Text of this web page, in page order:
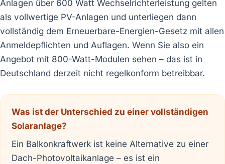
Anlagen über 600 Watt Wechselrichterleistung gelten
als vollwertige PV-Anlagen und unterliegen dann
vollständig dem Erneuerbare-Energien-Gesetz mit allen
Anmeldepflichten und Auflagen. Wenn Sie also ein
Angebot mit 800-Watt-Modulen sehen – das ist in
Deutschland derzeit nicht regelkonform betreibbar.
Was ist der Unterschied zu einer vollständigen
Solaranlage?
Ein Balkonkraftwerk ist keine Alternative zu einer
Dach-Photovoltaikanlage – es ist ein